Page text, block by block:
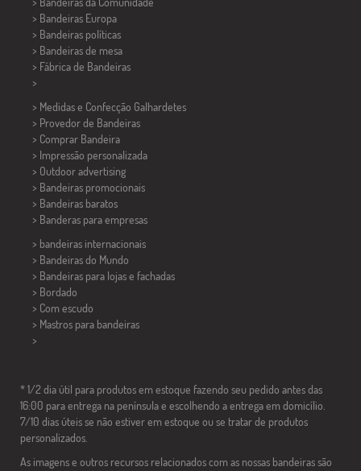
> Bandeiras Europa
> Bandeiras políticas
> Bandeiras de mesa
> Fábrica de Bandeiras
>
> Medidas e Confecção Galhardetes
> Provedor de Bandeiras
> Comprar Bandeira
> Impressão personalizada
> Outdoor advertising
> Bandeiras promocionais
> Bandeiras baratos
> Banderas para empresas
> bandeiras internacionais
> Bandeiras do Mundo
> Bandeiras para lojas e fachadas
> Bordado
> Com escudo
> Mastros para bandeiras
>
* 1/2 dia útil para produtos em estoque fazendo seu pedido antes das
16:00 para entrega na península e escolhendo a entrega em domicílio.
7/10 dias úteis se não estiver em estoque ou se tratar de produtos
personalizados.
As imagens e outros recursos relacionados com as nossas bandeiras são